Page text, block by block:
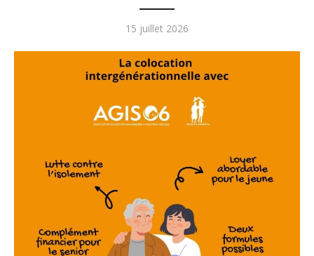
Publié
15 juillet 2026